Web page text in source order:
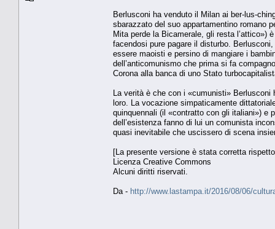
Berlusconi ha venduto il Milan ai ber-lus-
sbarazzato del suo appartamentino romano
Mita perde la Bicamerale, gli resta l’attico»)
facendosi pure pagare il disturbo.
essere maoisti e persino di mangiare i
dell’anticomunismo che prima si fa
Corona alla banca di uno Stato
La verità è che con i «cumunisti»
loro. La vocazione simpaticamente
quinquennali (il «contratto con gli italiani») e
dell’esistenza fanno di lui un comunista
quasi inevitabile che uscissero di scena
[La presente versione è stata corretta
Licenza Creative Commons
Alcuni diritti riservati.
Da - http://www.lastampa.it/2016/08/06/